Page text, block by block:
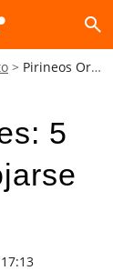
search
Pirineos Orientales: 5 lugares donde alojarse junto al mar
5